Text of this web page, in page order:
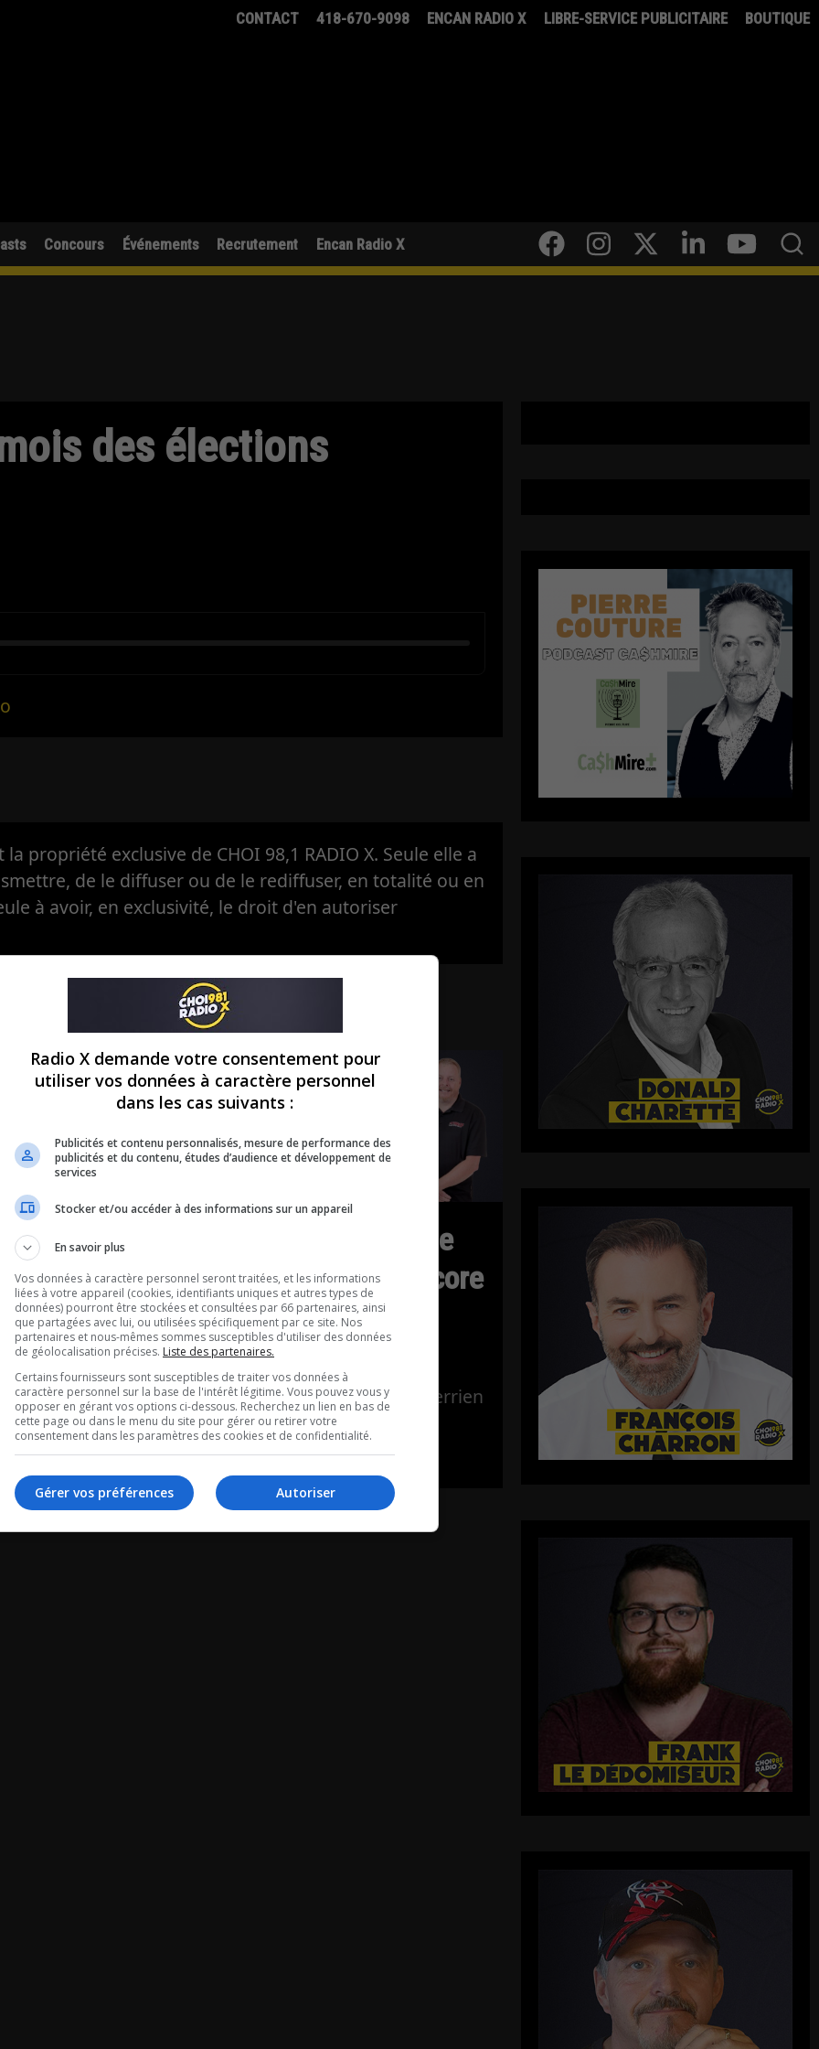
CONTACT 418-670-9098 ENCAN RADIO X LIBRE-SERVICE PUBLICITAIRE BOUTIQUE
Concours Événements Recrutement Encan Radio X
des élections
propriété exclusive de CHOI 98,1 RADIO X. Seule elle a
de le diffuser ou de le rediffuser, en totalité ou en
à avoir, en exclusivité, le droit d'en autoriser
en ville!
MÉTAL avec Bob Jr
Chauffeur Inc. : le
problème est encore
bien loin d’être
réglé.
Entrevue avec Benoit Therrien
de Truck stop Québec
Radio X demande votre consentement pour
utiliser vos données à caractère personnel
dans les cas suivants :
Publicités et contenu personnalisés, mesure de performance des
publicités et du contenu, études d’audience et développement de
services
Stocker et/ou accéder à des informations sur un appareil
En savoir plus
Vos données à caractère personnel seront traitées, et les informations
liées à votre appareil (cookies, identifiants uniques et autres types de
données) pourront être stockées et consultées par 66 partenaires, ainsi
que partagées avec lui, ou utilisées spécifiquement par ce site. Nos
partenaires et nous-mêmes sommes susceptibles d'utiliser des données
de géolocalisation précises. Liste des partenaires.
Certains fournisseurs sont susceptibles de traiter vos données à
caractère personnel sur la base de l'intérêt légitime. Vous pouvez vous y
opposer en gérant vos options ci-dessous. Recherchez un lien en bas de
cette page ou dans le menu du site pour gérer ou retirer votre
consentement dans les paramètres des cookies et de confidentialité.
Autoriser
Gérer vos préférences